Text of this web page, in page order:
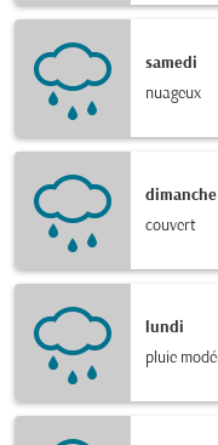
samedi
nuageux
dimanche
couvert
lundi
pluie